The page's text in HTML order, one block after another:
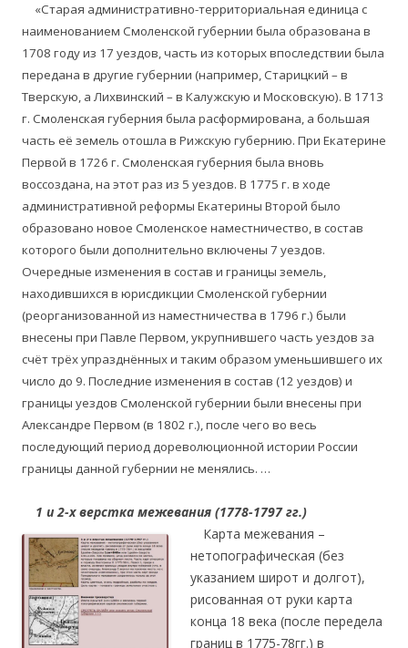
«Старая административно-территориальная единица с
наименованием Смоленской губернии была образована в
1708 году из 17 уездов, часть из которых впоследствии была
передана в другие губернии (например, Старицкий – в
Тверскую, а Лихвинский – в Калужскую и Московскую). В 1713
г. Смоленская губерния была расформирована, а большая
часть её земель отошла в Рижскую губернию. При Екатерине
Первой в 1726 г. Смоленская губерния была вновь
воссоздана, на этот раз из 5 уездов. В 1775 г. в ходе
административной реформы Екатерины Второй было
образовано новое Смоленское наместничество, в состав
которого были дополнительно включены 7 уездов.
Очередные изменения в состав и границы земель,
находившихся в юрисдикции Смоленской губернии
(реорганизованной из наместничества в 1796 г.) были
внесены при Павле Первом, укрупнившего часть уездов за
счёт трёх упразднённых и таким образом уменьшившего их
число до 9. Последние изменения в состав (12 уездов) и
границы уездов Смоленской губернии были внесены при
Александре Первом (в 1802 г.), после чего во весь
последующий период дореволюционной истории России
границы данной губернии не менялись. …
1 и 2-х верстка межевания (1778-1797 гг.)
Карта межевания –
нетопографическая (без
указанием широт и долгот),
рисованная от руки карта
конца 18 века (после передела
границ в 1775-78гг.) в